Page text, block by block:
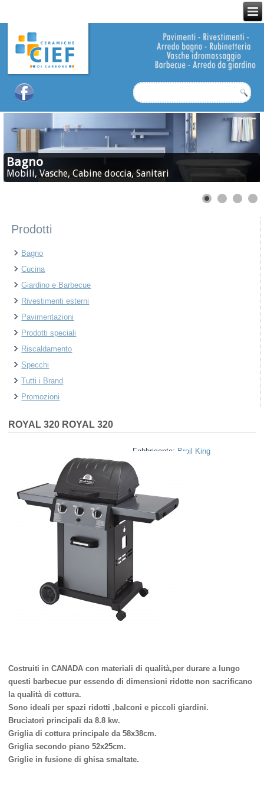
Bagno
Mobili, Vasche, Cabine doccia, Sanitari
Prodotti
Bagno
Cucina
Giardino e Barbecue
Rivestimenti esterni
Pavimentazioni
Prodotti speciali
Riscaldamento
Specchi
Tutti i Brand
Promozioni
ROYAL 320 ROYAL 320
Fabbricante: Broil King
Costruiti in CANADA con materiali di qualità,per durare a lungo
questi barbecue pur essendo di dimensioni ridotte non sacrificano
la qualità di cottura.
Sono ideali per spazi ridotti ,balconi e piccoli giardini.
Bruciatori principali da 8.8 kw.
Griglia di cottura principale da 58x38cm.
Griglia secondo piano 52x25cm.
Griglie in fusione di ghisa smaltate.